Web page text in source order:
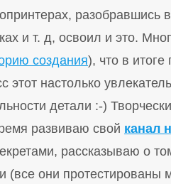
разобравшись
и т. д, освоил и это.
создания), что в
этот настолько
детали :-)
развиваю свой канал
рассказываю о
они протестированы